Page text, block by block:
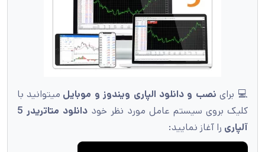
💻 برای نصب و دانلود الپاری ویندوز و موبایل میتوانید با
کلیک بروی سیستم عامل مورد نظر خود
دانلود متاتریدر 5
آلپاری را آغاز نمایید: